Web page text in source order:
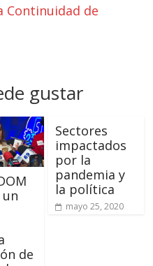
Continuidad de
gustar
de
Sectores
impactados
por la
pandemia y
la política
mayo 25, 2020